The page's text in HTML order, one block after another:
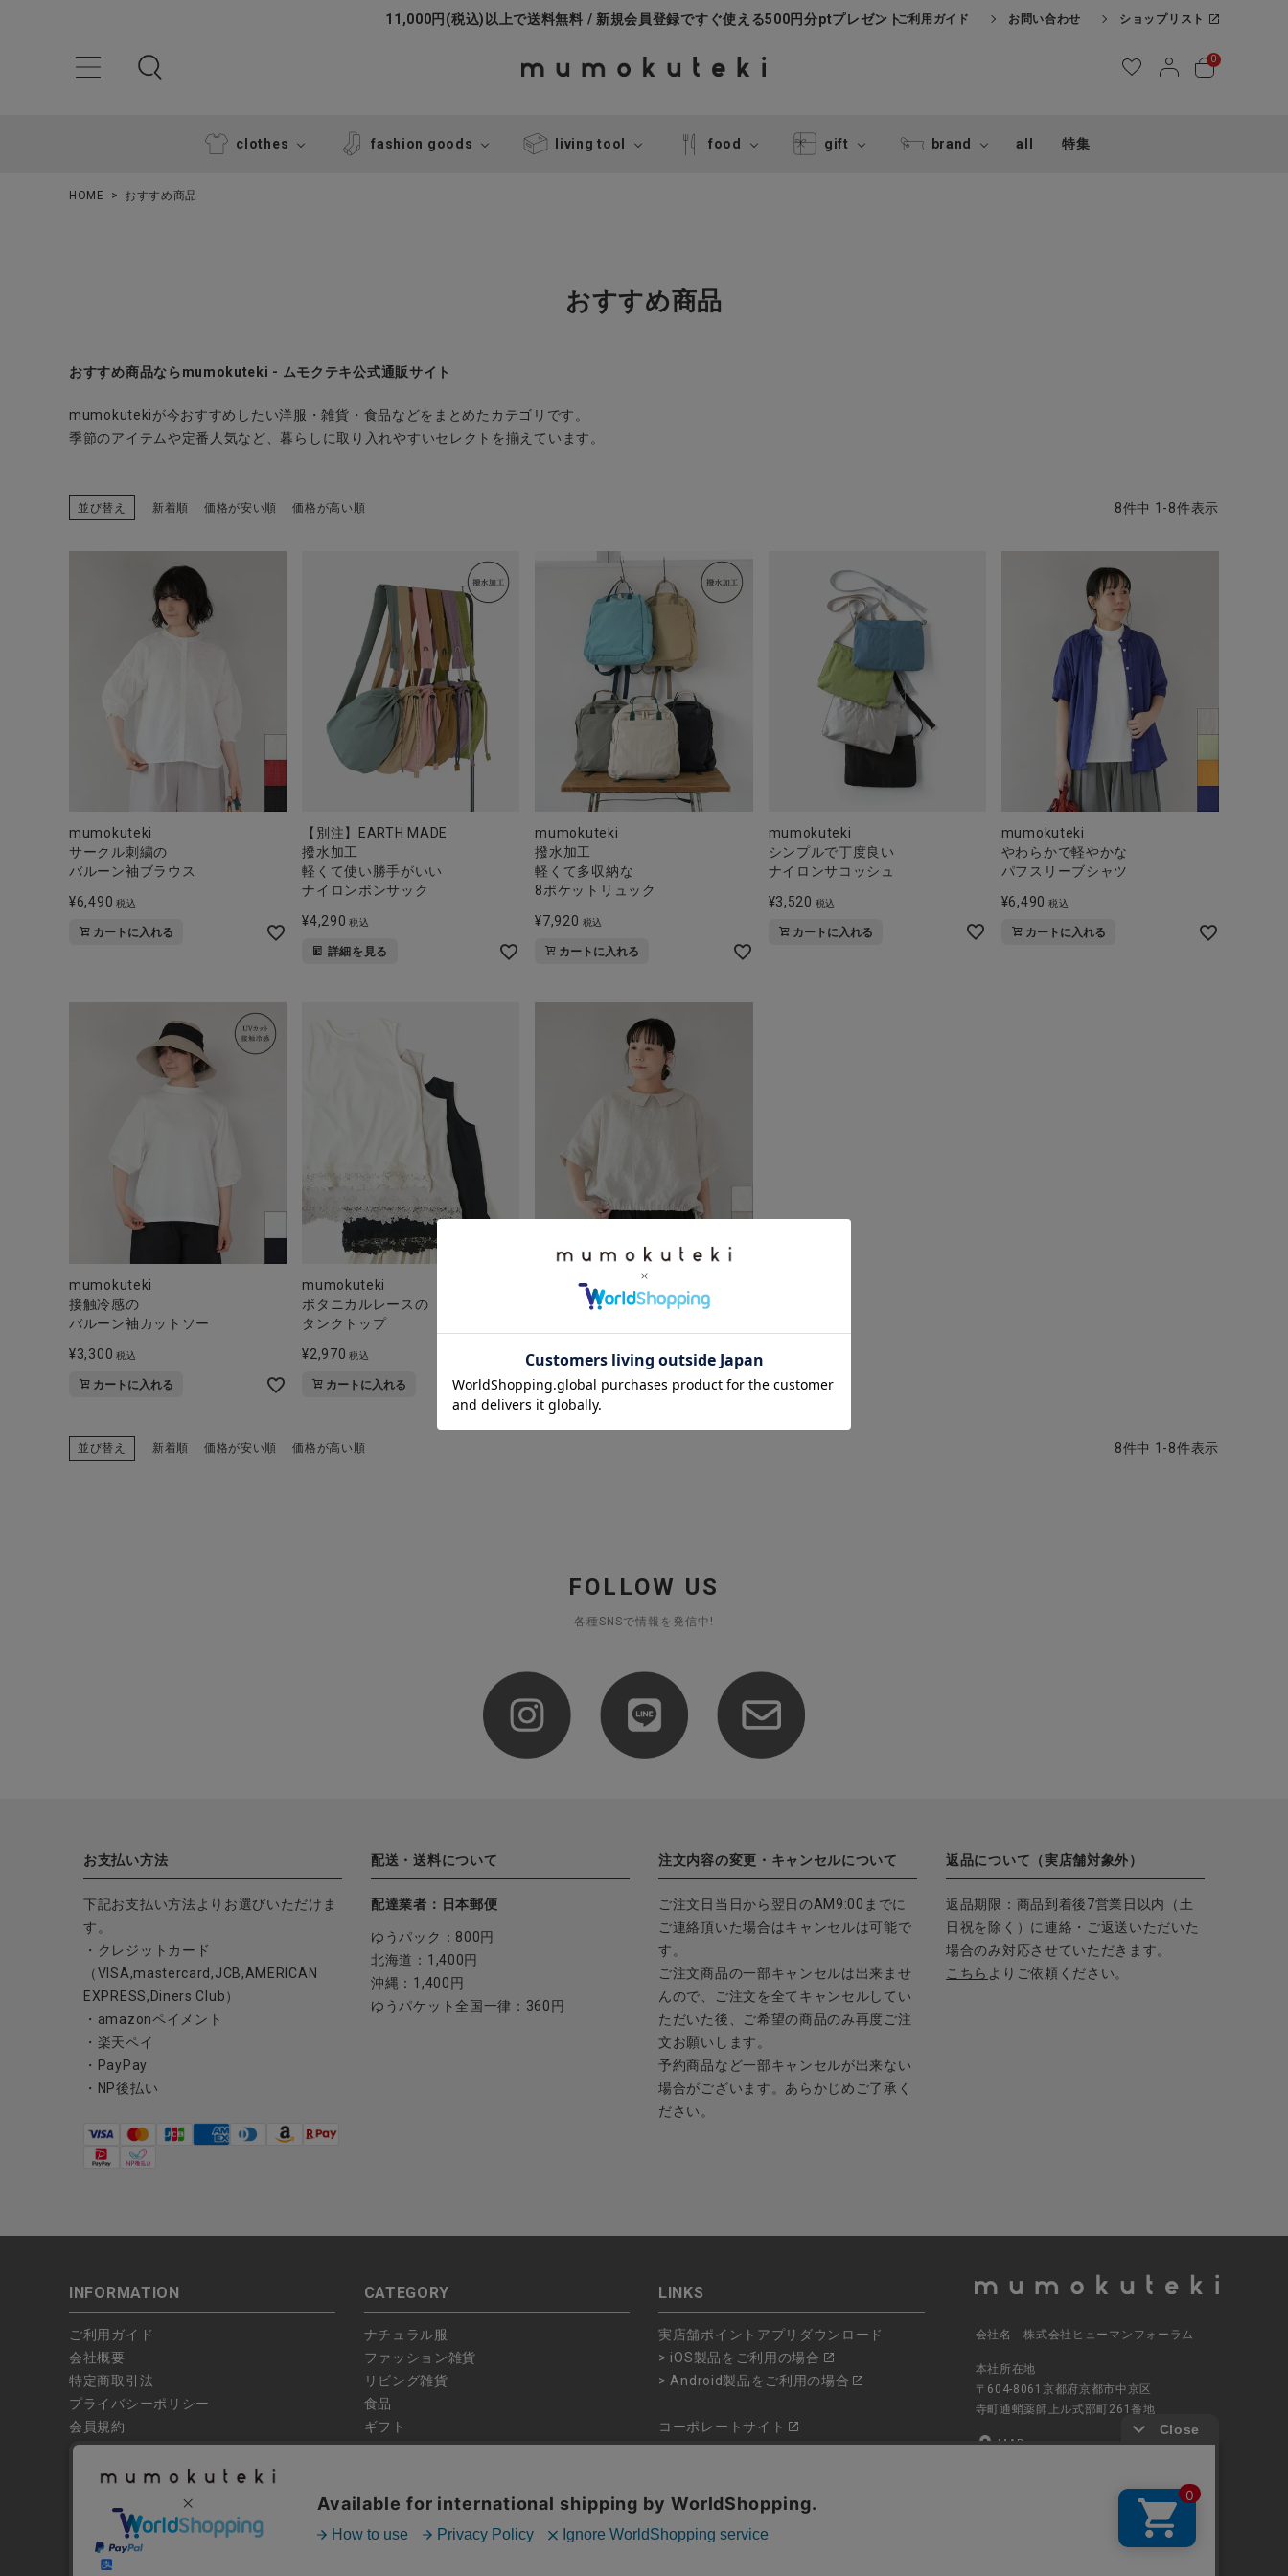
11,000円(税込)以上で送料無料 / 新規会員登録ですぐ使える500円分ptプレゼントご利用ガイド お問い合わせ ショップリスト
0
clothes fashion goods living tool food gift brand all 特集
ようこそ ゲスト 様
新規会員登録
CATEGORY
ブランド
全ての商品
HOME おすすめ商品
おすすめ商品
おすすめ商品ならmumokuteki - ムモクテキ公式通販サイト
mumokutekiが今おすすめしたい洋服・雑貨・食品などをまとめたカテゴリです。
季節のアイテムや定番人気など、暮らしに取り入れやすいセレクトを揃えています。
並び替え 新着順 価格が安い順 価格が高い順 8件中 1 -8件表示
mumokuteki
サークル刺繍の
バルーン袖ブラウス
¥6,490 税込
カートに入れる
【別注】EARTH MADE
撥水加工
軽くて使い勝手がいい
ナイロンボンサック
¥4,290 税込
詳細を見る
mumokuteki
撥水加工
軽くて多収納な
8ポケットリュック
¥7,920 税込
カートに入れる
mumokuteki
シンプルで丁度良い
ナイロンサコッシュ
¥3,520 税込
カートに入れる
mumokuteki
やわらかで軽やかな
パフスリーブシャツ
¥6,490 税込
カートに入れる
mumokuteki
接触冷感の
バルーン袖カットソー
¥3,300 税込
カートに入れる
mumokuteki
ボタニカルレースの
タンクトップ
¥2,970 税込
カートに入れる
mumokuteki
大きな襟の
¥9,020 税込
カートに入れる
並び替え 新着順 価格が安い順 価格が高い順 8件中 1 -8件表示
FOLLOW US
各種SNSで情報を発信中!
お支払い方法
下記お支払い方法よりお選びいただけま
す。
・クレジットカード
（VISA,mastercard,JCB,AMERICAN
EXPRESS,Diners Club）
・amazonペイメント
・楽天ペイ
・PayPay
・NP後払い
配送・送料について
配達業者：日本郵便
ゆうパック：800円
北海道：1,400円
沖縄：1,400円
ゆうパケット全国一律：360円
注文内容の変更・キャンセルについて
ご注文日当日から翌日のAM9:00までに
ご連絡頂いた場合はキャンセルは可能で
す。
ご注文商品の一部キャンセルは出来ませ
んので、ご注文を全てキャンセルしてい
ただいた後、ご希望の商品のみ再度ご注
文お願いします。
予約商品など一部キャンセルが出来ない
場合がございます。あらかじめご了承く
ださい。
返品について（実店舗対象外）
返品期限：商品到着後7営業日以内（土
日祝を除く）に連絡・ご返送いただいた
場合のみ対応させていただきます。
こちら よりご依頼ください。
INFORMATION
ご利用ガイド
会社概要
特定商取引法
プライバシーポリシー
会員規約
偽サイトにご注意ください
お問い合わせ
CATEGORY
ナチュラル服
ファッション雑貨
リビング雑貨
食品
ギフト
ブランド
全ての商品
LINKS
実店舗ポイントアプリダウンロード
> iOS製品をご利用の場合
> Android製品をご利用の場合
コーポレートサイト
ショップリスト
会社名 株式会社ヒューマンフォーラム
本社所在地
〒604-8061京都府京都市中京区
寺町通蛸薬師上ル式部町261番地
MAP
営業時間 11:00～17:30（土日休業）